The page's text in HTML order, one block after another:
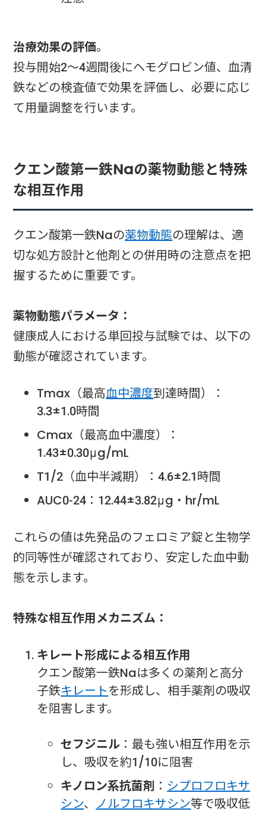
治療効果の評価。
投与開始2～4週間後にヘモグロビン値、血清
鉄などの検査値で効果を評価し、必要に応じ
て用量調整を行います。
クエン酸第一鉄Naの薬物動態と特殊
な相互作用
クエン酸第一鉄Naの薬物動態の理解は、適
切な処方設計と他剤との併用時の注意点を把
握するために重要です。
薬物動態パラメータ：
健康成人における単回投与試験では、以下の
動態が確認されています。
Tmax（最高血中濃度到達時間）：
3.3±1.0時間
Cmax（最高血中濃度）：
1.43±0.30μg/mL
T1/2（血中半減期）：4.6±2.1時間
AUC0-24：12.44±3.82μg・hr/mL
これらの値は先発品のフェロミア錠と生物学
的同等性が確認されており、安定した血中動
態を示します。
特殊な相互作用メカニズム：
キレート形成による相互作用
クエン酸第一鉄Naは多くの薬剤と高分
子鉄キレートを形成し、相手薬剤の吸収
を阻害します。
セフジニル ：最も強い相互作用を示
し、吸収を約1/10に阻害
キノロン系抗菌剤 ： シプロフロキサ
シン、 ノルフロキサシン等で吸収低